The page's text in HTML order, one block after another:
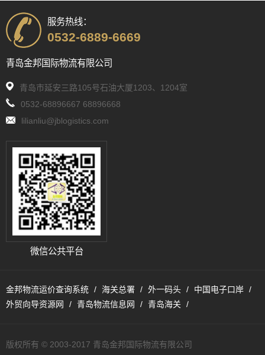
服务热线：
0532-6889-6669
青岛金邦国际物流有限公司
青岛市延安三路105号石油大厦1203、1204室
0532-68896667 68896668
lilianliu@jblogistics.com
微信公共平台
金邦物流运价查询系统 海关总署 外一码头
中国电子口岸
外贸向导资源网
青岛物流信息网 青岛海关
版权所有 © 2003-2017 青岛金邦国际物流有限公司